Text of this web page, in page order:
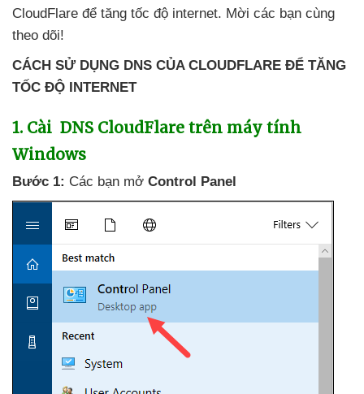
CloudFlare để tăng tốc độ internet. Mời các bạn cùng
theo dõi!
CÁCH SỬ DỤNG DNS CỦA CLOUDFLARE ĐỂ TĂNG
TỐC ĐỘ INTERNET
1. Cài DNS CloudFlare trên máy tính
Windows
Bước 1: Các bạn mở Control Panel